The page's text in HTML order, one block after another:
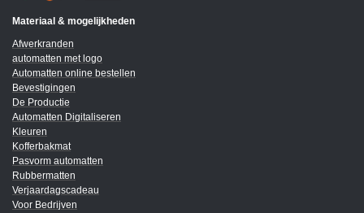
Materiaal & mogelijkheden
Afwerkranden
automatten met logo
Automatten online bestellen
Bevestigingen
De Productie
Automatten Digitaliseren
Kleuren
Kofferbakmat
Pasvorm automatten
Rubbermatten
Verjaardagscadeau
Voor Bedrijven